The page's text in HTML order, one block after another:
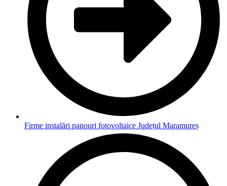
Firme instalări panouri fotovoltaice Județul Maramureș